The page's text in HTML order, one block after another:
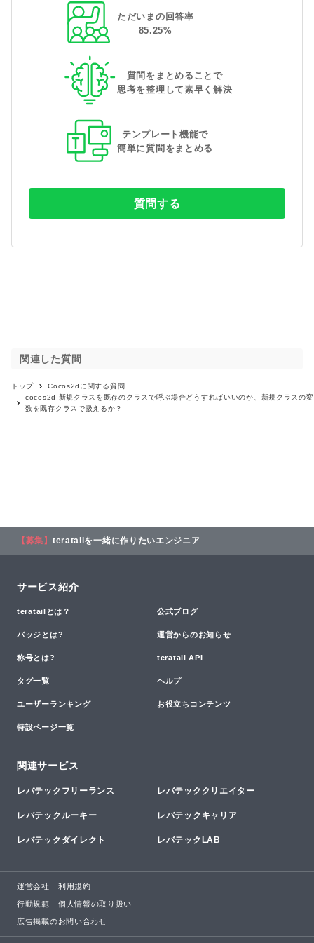
ただいまの回答率
85.25%
質問をまとめることで
思考を整理して素早く解決
テンプレート機能で
簡単に質問をまとめる
質問する
関連した質問
トップ Cocos2d に関する質問
cocos2d 新規クラスを既存のクラスで呼ぶ場合どうすればいいのか、新規クラスの変
数を既存クラスで扱えるか？
【募集】 teratailを一緒に作りたいエンジニア
サービス紹介
teratailとは？ 公式ブログ
バッジとは? 運営からのお知らせ
称号とは? teratail API
タグ一覧 ヘルプ
ユーザーランキング お役立ちコンテンツ
特設ページ一覧
関連サービス
レバテックフリーランス レバテッククリエイター
レバテックルーキー レバテックキャリア
レバテックダイレクト レバテックLAB
運営会社 利用規約
行動規範 個人情報の取り扱い
広告掲載のお問い合わせ